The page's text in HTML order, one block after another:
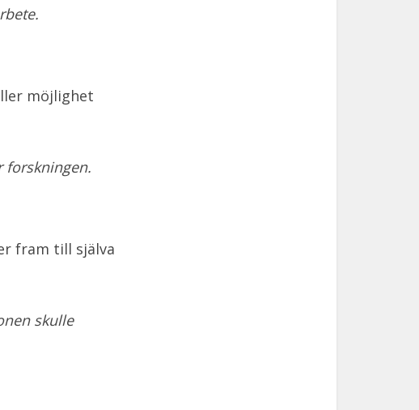
möjlighet
forskningen.
fram till själva
skulle